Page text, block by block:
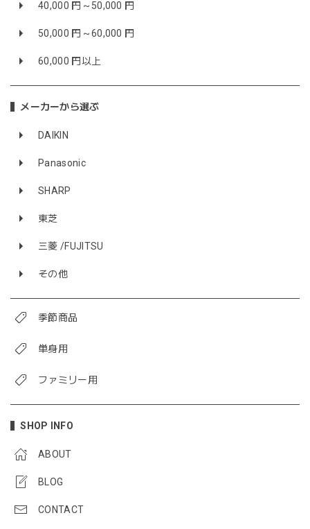
40,000 円～50,000 円
50,000 円～60,000 円
60,000 円以上
メーカーから選ぶ
DAIKIN
Panasonic
SHARP
東芝
三菱 /FUJITSU
その他
季節商品
単身用
ファミリー用
SHOP INFO
ABOUT
BLOG
CONTACT